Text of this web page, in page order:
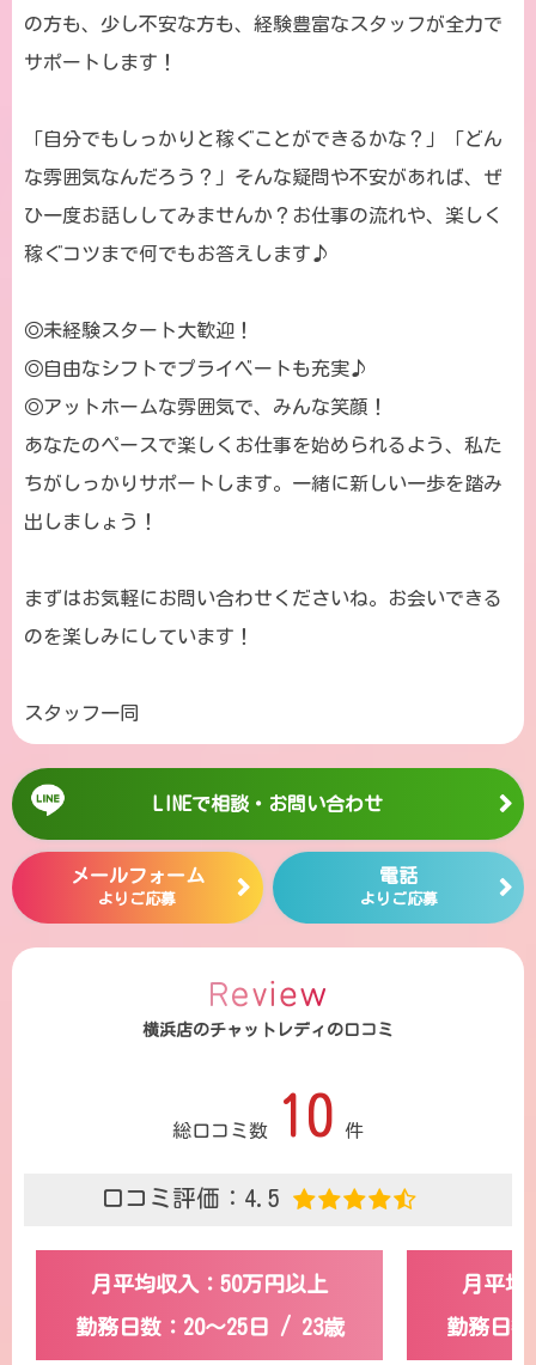
の方も、少し不安な方も、経験豊富なスタッフが全力で
サポートします！
「自分でもしっかりと稼ぐことができるかな？」「どん
な雰囲気なんだろう？」そんな疑問や不安があれば、ぜ
ひ一度お話ししてみませんか？お仕事の流れや、楽しく
稼ぐコツまで何でもお答えします♪
◎未経験スタート大歓迎！
◎自由なシフトでプライベートも充実♪
◎アットホームな雰囲気で、みんな笑顔！
あなたのペースで楽しくお仕事を始められるよう、私た
ちがしっかりサポートします。一緒に新しい一歩を踏み
出しましょう！
まずはお気軽にお問い合わせくださいね。お会いできる
のを楽しみにしています！
スタッフ一同
LINEで相談・お問い合わせ
メールフォーム
よりご応募
電話
よりご応募
横浜店のチャットレディの口コミ
総口コミ数 10 件
口コミ評価：4.5
月平均収入：50万円以上
勤務日数：20～25日 / 23歳
月平均
勤務日